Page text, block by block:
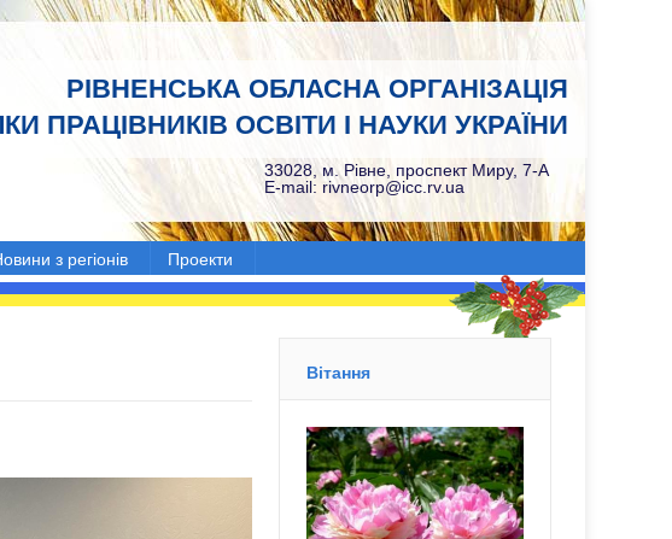
РІВНЕНСЬКА ОБЛАСНА ОРГАНІЗАЦІЯ
ПРАЦІВНИКІВ ОСВІТИ І НАУКИ УКРАЇНИ
33028, м. Рівне, проспект Миру, 7-А
E-mail: rivneorp@icc.rv.ua
з регіонів Проекти
Вітання